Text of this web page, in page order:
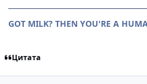
GOT MILK? THEN YOU'RE A
Цитата